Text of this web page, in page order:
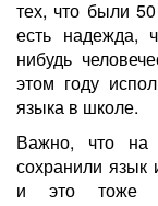
тех, что были
есть надежда,
нибудь
этом году
языка в школе.
Важно, что на
сохранили
и это тоже